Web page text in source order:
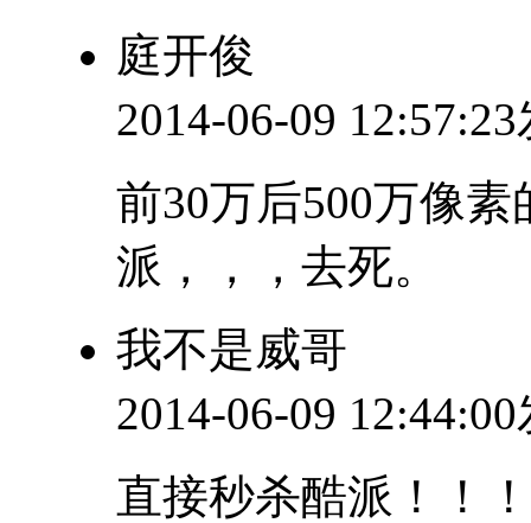
庭开俊
2014-06-09
前30万后500万像
派，，，去死。
我不是威哥
2014-06-09
直接秒杀酷派！！！